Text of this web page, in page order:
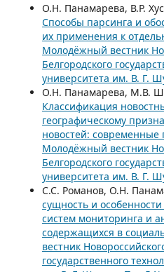
О.Н. Панамарева, В.Р.
Способы парсинга и
их применения к
Молодёжный вестник
Белгородского
университета им. В. Г.
О.Н. Панамарева, М.В.
Классификация
географическому
новостей:
Молодёжный вестник
Белгородского
университета им. В. Г.
С.С. Романов, О.Н.
сущность и
систем мониторинга и
содержащихся в
вестник
государственного